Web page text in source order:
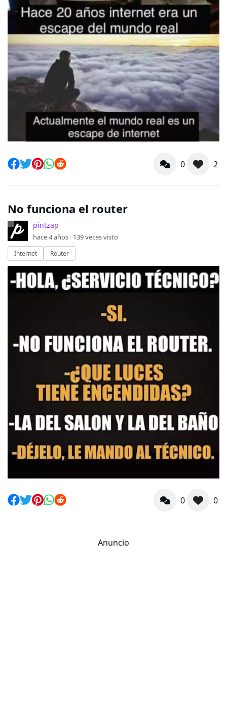
0 2
No funciona el router
pintzap
hace 4 años · 139veces visto
Internet Router
0 0
Anuncio